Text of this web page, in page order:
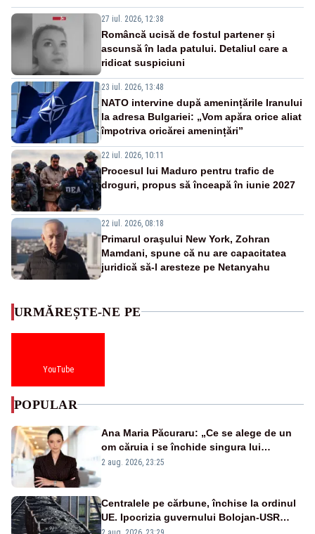
27 iul. 2026, 12:38
Româncă ucisă de fostul partener și
ascunsă în lada patului. Detaliul care a
ridicat suspiciuni
23 iul. 2026, 13:48
NATO intervine după amenințările Iranului
la adresa Bulgariei: „Vom apăra orice aliat
împotriva oricărei amenințări”
22 iul. 2026, 10:11
Procesul lui Maduro pentru trafic de
droguri, propus să înceapă în iunie 2027
22 iul. 2026, 08:18
Primarul oraşului New York, Zohran
Mamdani, spune că nu are capacitatea
juridică să-l aresteze pe Netanyahu
URMĂREȘTE-NE PE
YouTube
POPULAR
Ana Maria Păcuraru: „Ce se alege de un
om căruia i se închide singura lui
portiță?”
2 aug. 2026, 23:25
Centralele pe cărbune, închise la ordinul
UE. Ipocrizia guvernului Bolojan-USR
după starea de alertă